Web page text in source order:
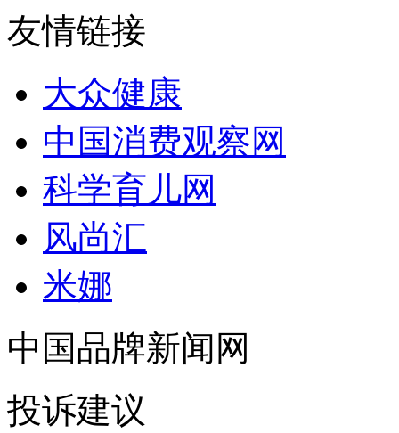
友情链接
大众健康
中国消费观察网
科学育儿网
风尚汇
米娜
中国品牌新闻网
投诉建议